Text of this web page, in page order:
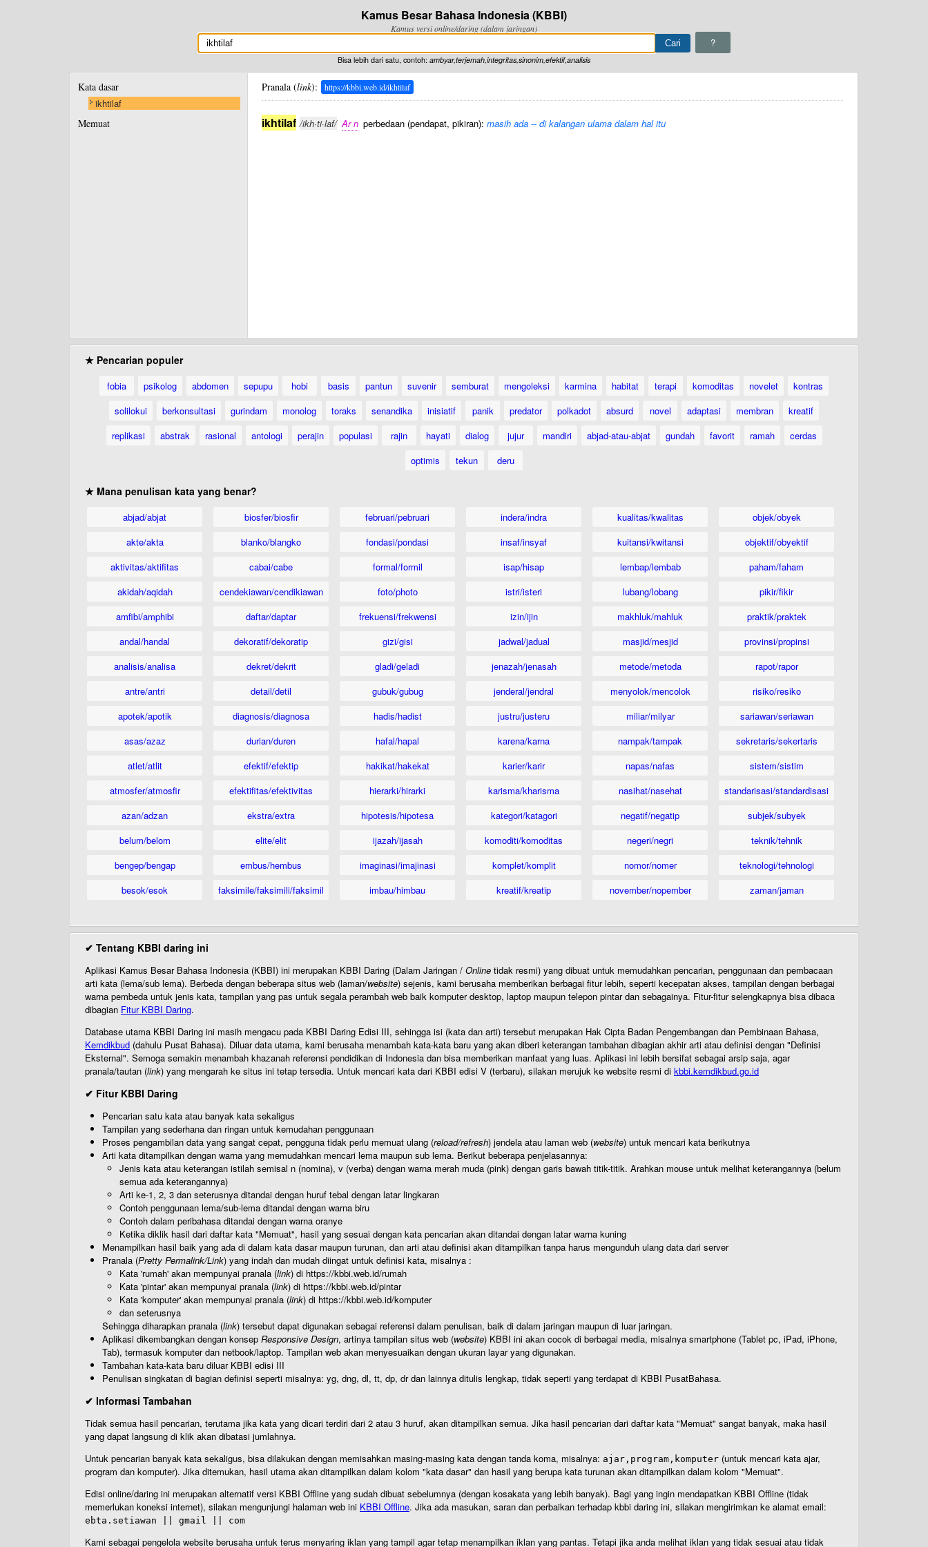
Kamus Besar Bahasa Indonesia (KBBI)
Kamus versi online/daring (dalam jaringan)
?
Bisa lebih dari satu, contoh: ambyar,terjemah,integritas,sinonim,efektif,analisis
Kata dasar
ikhtilaf
Memuat
Pranala (link): https://kbbi.web.id/ikhtilaf
ikhtilaf /ikh·ti·laf/ Ar n perbedaan (pendapat, pikiran): masih ada -- di kalangan ulama dalam hal itu
★ Pencarian populer
fobia psikolog abdomen sepupu hobi basis pantun suvenir semburat mengoleksi karmina habitat terapi komoditas novelet
kontras
solilokui
berkonsultasi gurindam monolog toraks senandika inisiatif panik predator polkadot absurd novel adaptasi membran
kreatif
replikasi
abstrak rasional antologi perajin populasi rajin hayati dialog jujur mandiri abjad-atau-abjat gundah favorit ramah
cerdas
optimis
tekun deru
★ Mana penulisan kata yang benar?
abjad/abjat
akte/akta
aktivitas/aktifitas
akidah/aqidah
amfibi/amphibi
andal/handal
analisis/analisa
antre/antri
apotek/apotik
asas/azaz
atlet/atlit
atmosfer/atmosfir
azan/adzan
belum/belom
bengep/bengap
besok/esok
biosfer/biosfir
blanko/blangko
cabai/cabe
cendekiawan/cendikiawan
daftar/daptar
dekoratif/dekoratip
dekret/dekrit
detail/detil
diagnosis/diagnosa
durian/duren
efektif/efektip
efektifitas/efektivitas
ekstra/extra
elite/elit
embus/hembus
faksimile/faksimili/faksimil
februari/pebruari
fondasi/pondasi
formal/formil
foto/photo
frekuensi/frekwensi
gizi/gisi
gladi/geladi
gubuk/gubug
hadis/hadist
hafal/hapal
hakikat/hakekat
hierarki/hirarki
hipotesis/hipotesa
ijazah/ijasah
imaginasi/imajinasi
imbau/himbau
indera/indra
insaf/insyaf
isap/hisap
istri/isteri
izin/ijin
jadwal/jadual
jenazah/jenasah
jenderal/jendral
justru/justeru
karena/karna
karier/karir
karisma/kharisma
kategori/katagori
komoditi/komoditas
komplet/komplit
kreatif/kreatip
kualitas/kwalitas
kuitansi/kwitansi
lembap/lembab
lubang/lobang
makhluk/mahluk
masjid/mesjid
metode/metoda
menyolok/mencolok
miliar/milyar
nampak/tampak
napas/nafas
nasihat/nasehat
negatif/negatip
negeri/negri
nomor/nomer
november/nopember
objek/obyek
objektif/obyektif
paham/faham
pikir/fikir
praktik/praktek
provinsi/propinsi
rapot/rapor
risiko/resiko
sariawan/seriawan
sekretaris/sekertaris
sistem/sistim
standarisasi/standardisasi
subjek/subyek
teknik/tehnik
teknologi/tehnologi
zaman/jaman
✔ Tentang KBBI daring ini
Aplikasi Kamus Besar Bahasa Indonesia (KBBI) ini merupakan KBBI Daring (Dalam Jaringan / Online tidak resmi) yang dibuat untuk memudahkan pencarian, penggunaan dan pembacaan
arti kata (lema/sub lema). Berbeda dengan beberapa situs web (laman/website) sejenis, kami berusaha memberikan berbagai fitur lebih, seperti kecepatan akses, tampilan dengan berbagai
warna pembeda untuk jenis kata, tampilan yang pas untuk segala perambah web baik komputer desktop, laptop maupun telepon pintar dan sebagainya. Fitur-fitur selengkapnya bisa dibaca
dibagian Fitur KBBI Daring.
Database utama KBBI Daring ini masih mengacu pada KBBI Daring Edisi III, sehingga isi (kata dan arti) tersebut merupakan Hak Cipta Badan Pengembangan dan Pembinaan Bahasa,
Kemdikbud (dahulu Pusat Bahasa). Diluar data utama, kami berusaha menambah kata-kata baru yang akan diberi keterangan tambahan dibagian akhir arti atau definisi dengan "Definisi
Eksternal". Semoga semakin menambah khazanah referensi pendidikan di Indonesia dan bisa memberikan manfaat yang luas. Aplikasi ini lebih bersifat sebagai arsip saja, agar
pranala/tautan (link) yang mengarah ke situs ini tetap tersedia. Untuk mencari kata dari KBBI edisi V (terbaru), silakan merujuk ke website resmi di kbbi.kemdikbud.go.id
✔ Fitur KBBI Daring
Pencarian satu kata atau banyak kata sekaligus
Tampilan yang sederhana dan ringan untuk kemudahan penggunaan
Proses pengambilan data yang sangat cepat, pengguna tidak perlu memuat ulang (reload/refresh) jendela atau laman web (website) untuk mencari kata berikutnya
Arti kata ditampilkan dengan warna yang memudahkan mencari lema maupun sub lema. Berikut beberapa penjelasannya:
Jenis kata atau keterangan istilah semisal n (nomina), v (verba) dengan warna merah muda (pink) dengan garis bawah titik-titik. Arahkan mouse untuk melihat keterangannya (belum
semua ada keterangannya)
Arti ke-1, 2, 3 dan seterusnya ditandai dengan huruf tebal dengan latar lingkaran
Contoh penggunaan lema/sub-lema ditandai dengan warna biru
Contoh dalam peribahasa ditandai dengan warna oranye
Ketika diklik hasil dari daftar kata "Memuat", hasil yang sesuai dengan kata pencarian akan ditandai dengan latar warna kuning
Menampilkan hasil baik yang ada di dalam kata dasar maupun turunan, dan arti atau definisi akan ditampilkan tanpa harus mengunduh ulang data dari server
Pranala (Pretty Permalink/Link) yang indah dan mudah diingat untuk definisi kata, misalnya :
Kata 'rumah' akan mempunyai pranala (link) di https://kbbi.web.id/rumah
Kata 'pintar' akan mempunyai pranala (link) di https://kbbi.web.id/pintar
Kata 'komputer' akan mempunyai pranala (link) di https://kbbi.web.id/komputer
dan seterusnya
Sehingga diharapkan pranala (link) tersebut dapat digunakan sebagai referensi dalam penulisan, baik di dalam jaringan maupun di luar jaringan.
Aplikasi dikembangkan dengan konsep Responsive Design, artinya tampilan situs web (website) KBBI ini akan cocok di berbagai media, misalnya smartphone (Tablet pc, iPad, iPhone,
Tab), termasuk komputer dan netbook/laptop. Tampilan web akan menyesuaikan dengan ukuran layar yang digunakan.
Tambahan kata-kata baru diluar KBBI edisi III
Penulisan singkatan di bagian definisi seperti misalnya: yg, dng, dl, tt, dp, dr dan lainnya ditulis lengkap, tidak seperti yang terdapat di KBBI PusatBahasa.
✔ Informasi Tambahan
Tidak semua hasil pencarian, terutama jika kata yang dicari terdiri dari 2 atau 3 huruf, akan ditampilkan semua. Jika hasil pencarian dari daftar kata "Memuat" sangat banyak, maka hasil
yang dapat langsung di klik akan dibatasi jumlahnya.
Untuk pencarian banyak kata sekaligus, bisa dilakukan dengan memisahkan masing-masing kata dengan tanda koma, misalnya: ajar,program,komputer (untuk mencari kata ajar,
program dan komputer). Jika ditemukan, hasil utama akan ditampilkan dalam kolom "kata dasar" dan hasil yang berupa kata turunan akan ditampilkan dalam kolom "Memuat".
Edisi online/daring ini merupakan alternatif versi KBBI Offline yang sudah dibuat sebelumnya (dengan kosakata yang lebih banyak). Bagi yang ingin mendapatkan KBBI Offline (tidak
memerlukan koneksi internet), silakan mengunjungi halaman web ini KBBI Offline. Jika ada masukan, saran dan perbaikan terhadap kbbi daring ini, silakan mengirimkan ke alamat email:
ebta.setiawan || gmail || com
Kami sebagai pengelola website berusaha untuk terus menyaring iklan yang tampil agar tetap menampilkan iklan yang pantas. Tetapi jika anda melihat iklan yang tidak sesuai atau tidak